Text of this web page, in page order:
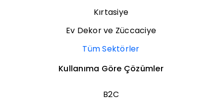
Kırtasiye
Ev Dekor ve Züccaciye
Tüm Sektörler
Kullanıma Göre Çözümler
B2C